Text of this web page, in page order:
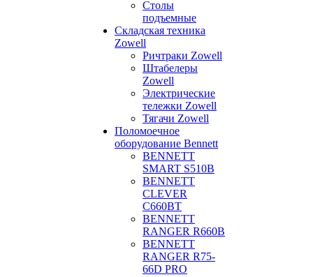
Столы
подъемные
Складская техника
Zowell
Ричтраки Zowell
Штабелеры
Zowell
Электрические
тележки Zowell
Тягачи Zowell
Поломоечное
оборудование Bennett
BENNETT
SMART S510B
BENNETT
CLEVER
C660BT
BENNETT
RANGER R660B
BENNETT
RANGER R75-
66D PRO